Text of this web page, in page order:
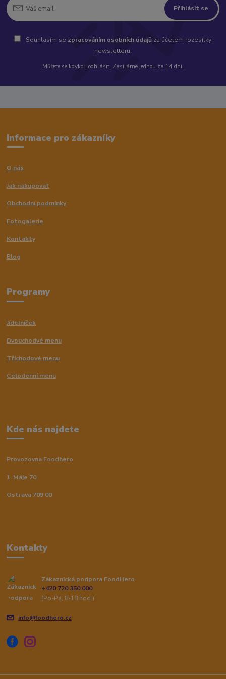
Přihlásit se
Souhlasím se zpracováním osobních údajů za účelem rozesílky
newsletteru.
Můžete se kdykoli odhlásit. Zasíláme jednou za 14 dní.
Informace pro zákazníky
O nás
Jak nakupovat
Obchodní podmínky
Fotogalerie
Kontakty
Blog
Programy
Jídelníček
Dvouchodvé menu
Tříchodové menu
Celodenní menu
Kde nás najdete
Provozovna Foodhero
1. Máje 70
Ostrava 709 00
Kontakty
Zákaznická podpora FoodHero
+420 720 350 000
(Po-Pá, 8-18 hod.)
info@foodhero.cz